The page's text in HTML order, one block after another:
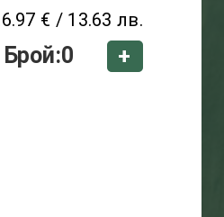
6.97 € / 13.63 лв.
Брой:0 +